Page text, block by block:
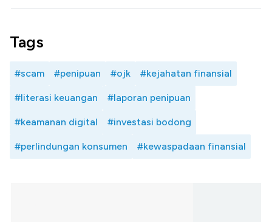
Tags
#scam #penipuan #ojk #kejahatan finansial
#literasi keuangan #laporan penipuan
#keamanan digital #investasi bodong
#perlindungan konsumen #kewaspadaan finansial